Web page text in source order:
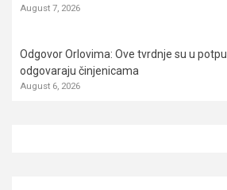
August 7, 2026
Odgovor Orlovima: ​Ove tvrdnje su u
odgovaraju činjenicama
August 6, 2026